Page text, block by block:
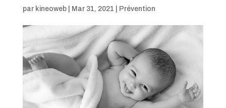
par kineoweb| Mar 31, 2021 Prévention